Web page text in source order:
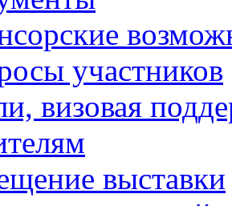
участников
визовая
выставки